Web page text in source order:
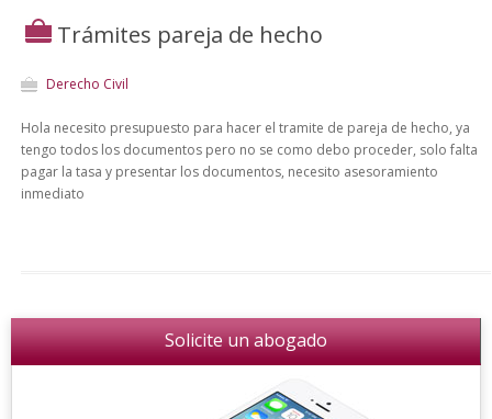
Trámites pareja de hecho
Derecho Civil
Hola necesito presupuesto para hacer el tramite de pareja de hecho, ya
tengo todos los documentos pero no se como debo proceder, solo falta
pagar la tasa y presentar los documentos, necesito asesoramiento
inmediato
Solicite un abogado